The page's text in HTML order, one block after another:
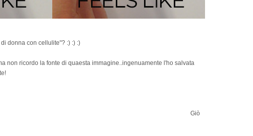
donna con cellulite"? :) :) :)
non ricordo la fonte di quaesta immagine..ingenuamente l'ho salvata
Giò